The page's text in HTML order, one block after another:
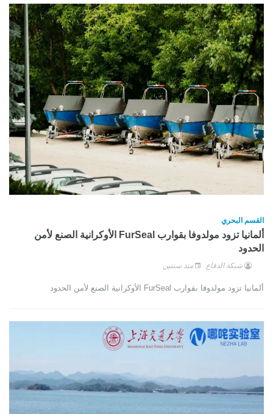
القسم البحري
ألمانيا تزود مولدوفا بقوارب FurSeal الأوكرانية الصنع لأمن
الحدود
شبكة الدفاع منذ سنتين
ألمانيا تزود مولدوفا بقوارب FurSeal الأوكرانية الصنع لأمن الحدود